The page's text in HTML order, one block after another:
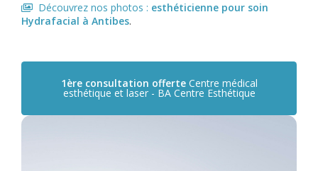
Découvrez nos photos : esthéticienne pour soin
Hydrafacial à Antibes.
1ère consultation offerte Centre médical
esthétique et laser - BA Centre Esthétique